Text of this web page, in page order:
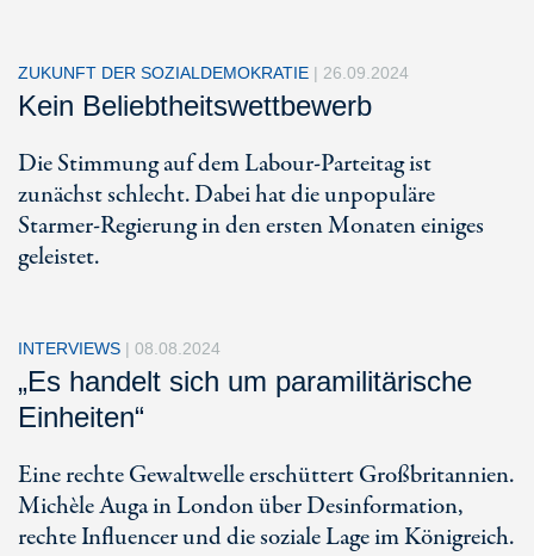
ZUKUNFT DER SOZIALDEMOKRATIE | 26.09.2024
Kein Beliebtheitswettbewerb
Die Stimmung auf dem Labour-Parteitag ist
zunächst schlecht. Dabei hat die unpopuläre
Starmer-Regierung in den ersten Monaten einiges
geleistet.
INTERVIEWS | 08.08.2024
„Es handelt sich um paramilitärische
Einheiten“
Eine rechte Gewaltwelle erschüttert Großbritannien.
Michèle Auga in London über Desinformation,
rechte Influencer und die soziale Lage im Königreich.